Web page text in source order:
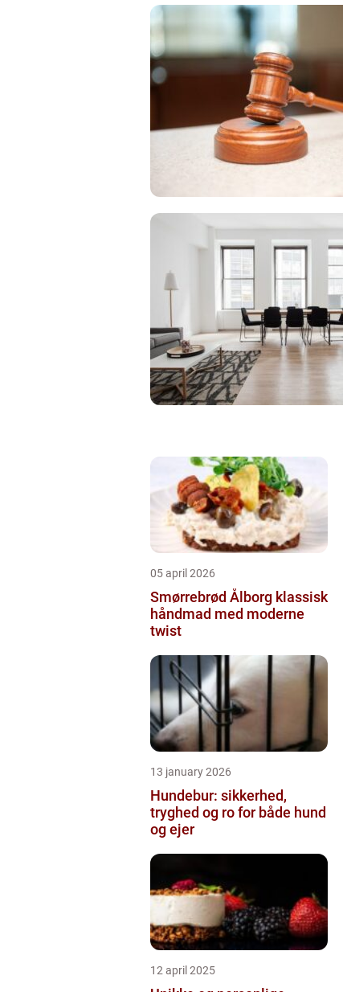
05 april 2026
Smørrebrød Ålborg klassisk
håndmad med moderne
twist
13 january 2026
Hundebur: sikkerhed,
tryghed og ro for både hund
og ejer
12 april 2025